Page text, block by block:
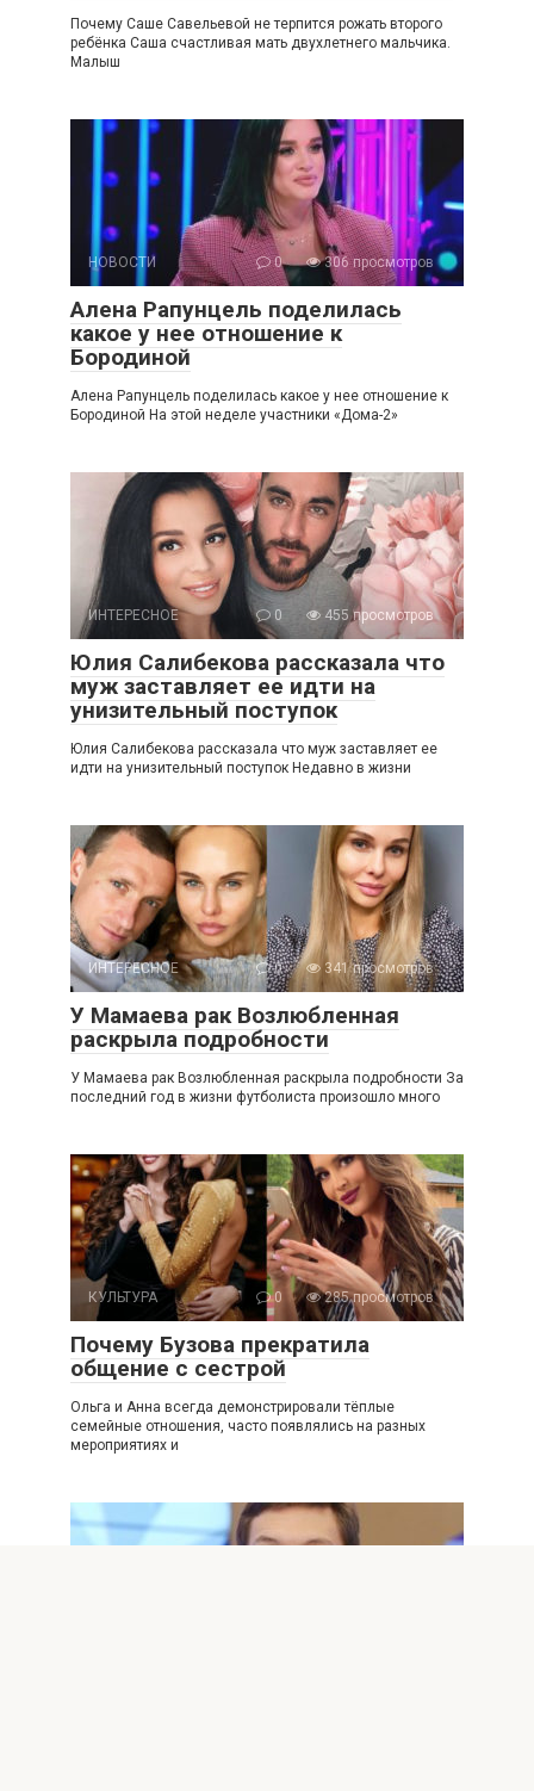
Почему Саше Савельевой не терпится рожать второго
ребёнка Саша счастливая мать двухлетнего мальчика.
Малыш
НОВОСТИ 0 306 просмотров
Алена Рапунцель поделилась
какое у нее отношение к
Бородиной
Алена Рапунцель поделилась какое у нее отношение к
Бородиной На этой неделе участники «Дома-2»
ИНТЕРЕСНОЕ 0 455 просмотров
Юлия Салибекова рассказала что
муж заставляет ее идти на
унизительный поступок
Юлия Салибекова рассказала что муж заставляет ее
идти на унизительный поступок Недавно в жизни
ИНТЕРЕСНОЕ 0 341 просмотров
У Мамаева рак Возлюбленная
раскрыла подробности
У Мамаева рак Возлюбленная раскрыла подробности За
последний год в жизни футболиста произошло много
КУЛЬТУРА 0 285 просмотров
Почему Бузова прекратила
общение с сестрой
Ольга и Анна всегда демонстрировали тёплые
семейные отношения, часто появлялись на разных
мероприятиях и